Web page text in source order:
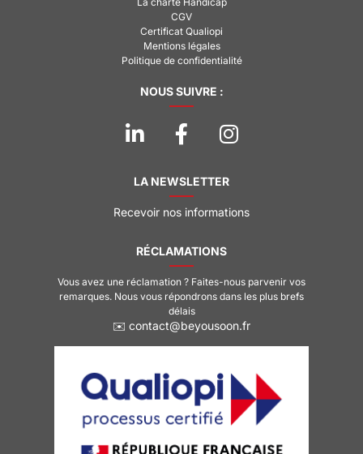
CGV
Certificat Qualiopi
Mentions légales
Politique de confidentialité
NOUS SUIVRE :
LA NEWSLETTER
Recevoir nos informations
RÉCLAMATIONS
Vous avez une réclamation ? Faites-nous parvenir vos
remarques. Nous vous répondrons dans les plus brefs
délais
✉️ contact@beyousoon.fr